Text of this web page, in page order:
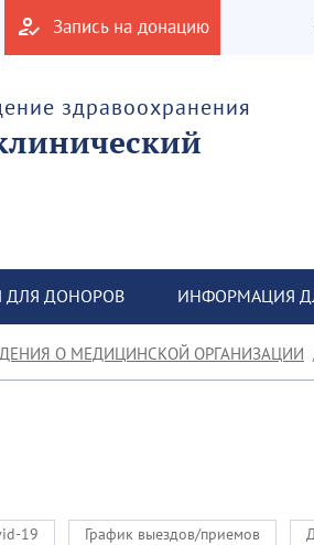
Запись на донацию
здравоохранения
ДОНОРОВ ИНФОРМАЦИЯ
О МЕДИЦИНСКОЙ ОРГАНИЗАЦИИ
19 График выездов/приемов